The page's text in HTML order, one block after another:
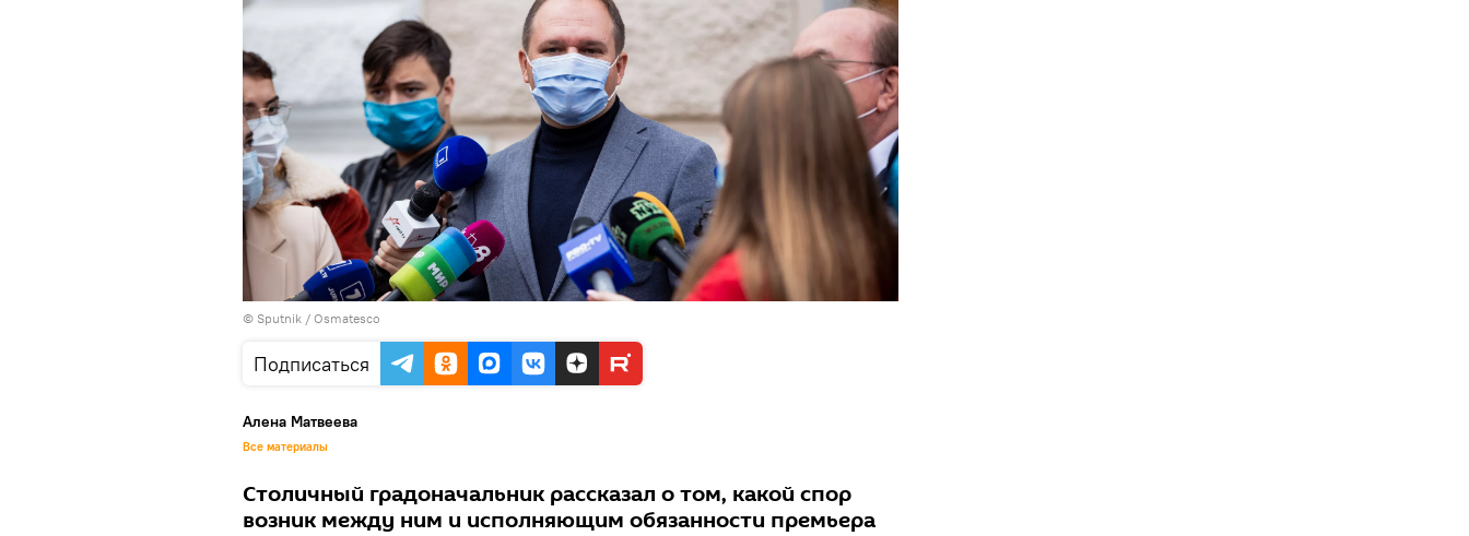
© Sputnik / Osmatesco
Подписаться
Алена Матвеева
Все материалы
Столичный градоначальник рассказал о том, какой спор
возник между ним и исполняющим обязанности премьера